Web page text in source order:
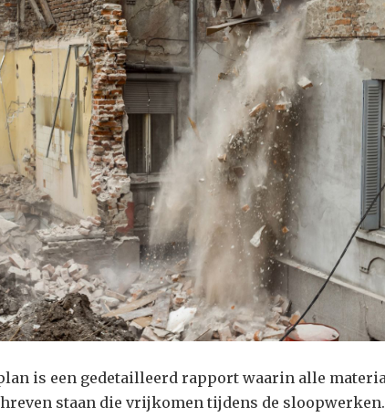
is een gedetailleerd rapport waarin alle
staan die vrijkomen tijdens de sloopwerken.